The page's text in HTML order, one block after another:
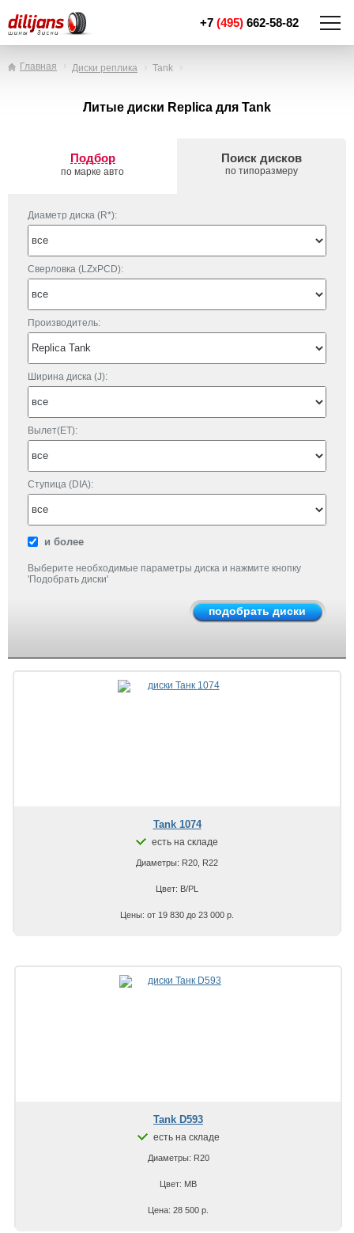
+7 (495) 662-58-82
Главная Диски реплика Tank
Литые диски Replica для Tank
Подбор
по марке авто
Поиск дисков
по типоразмеру
Диаметр диска (R*):
Сверловка (LZxPCD):
Производитель:
Ширина диска (J):
Вылет(ET):
Ступица (DIA):
и более
Выберите необходимые параметры диска и нажмите кнопку
'Подобрать диски'
Tank 1074
есть на складе
Диаметры: R20, R22
Цвет: B/PL
Цены: от 19 830 до 23 000 р.
Tank D593
есть на складе
Диаметры: R20
Цвет: MB
Цена: 28 500 р.